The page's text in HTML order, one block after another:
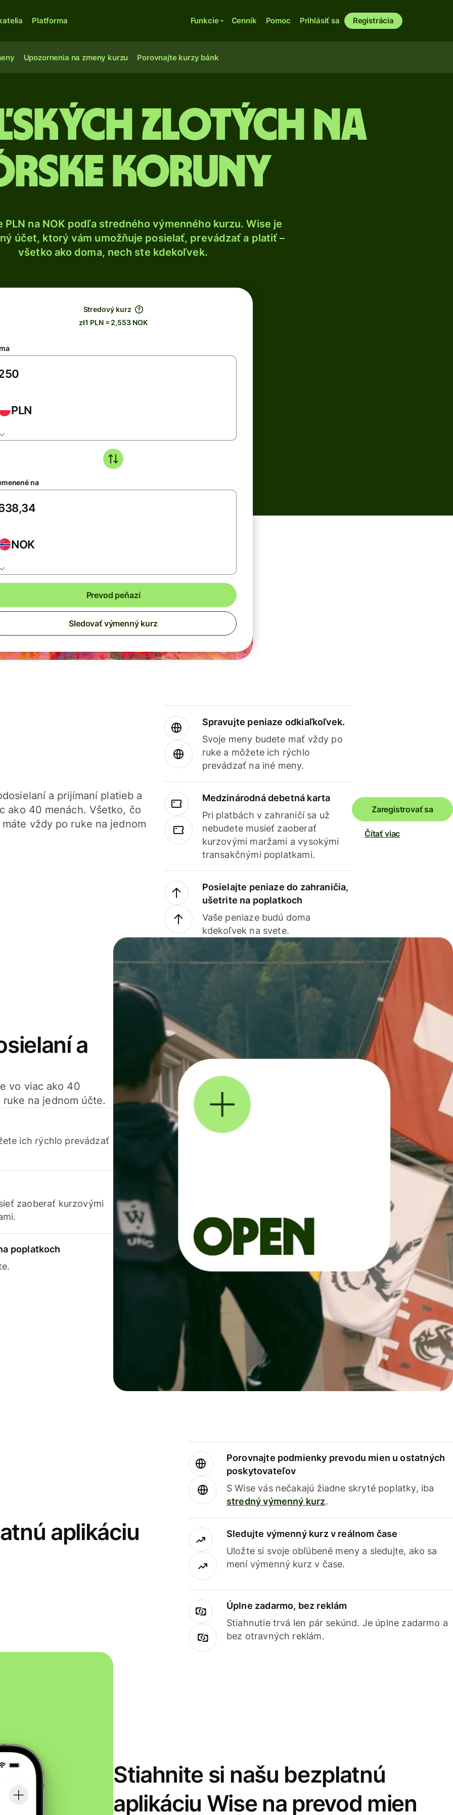
Platforma Funkcie Cenník Pomoc Prihlásiť sa Registrácia
Upozornenia na zmeny kurzu Porovnajte kurzy bánk
zlotých na
koruny
PLN na NOK podľa stredného výmenného kurzu. Wise je
účet, ktorý vám umožňuje posielať, prevádzať a platiť –
všetko ako doma, nech ste kdekoľvek.
Stredový kurz
zł1 PLN = 2,553 NOK
PLN
na
NOK
Prevod peňazí
Sledovať výmenný kurz
a prijímaní platieb a
ako 40 menách. Všetko, čo
vždy po ruke na jednom
Spravujte peniaze odkiaľkoľvek.
Svoje meny budete mať vždy po
ruke a môžete ich rýchlo
prevádzať na iné meny.
Medzinárodná debetná karta
Pri platbách v zahraničí sa už
nebudete musieť zaoberať
kurzovými maržami a vysokými
transakčnými poplatkami.
Posielajte peniaze do zahraničia,
ušetrite na poplatkoch
Vaše peniaze budú doma
kdekoľvek na svete.
Zaregistrovať sa
Čítať viac
a
vo viac ako 40
na jednom účte.
ich rýchlo prevádzať
zaoberať kurzovými
poplatkoch
aplikáciu
Porovnajte podmienky prevodu mien u ostatných
poskytovateľov
S Wise vás nečakajú žiadne skryté poplatky, iba
stredný výmenný kurz.
Sledujte výmenný kurz v reálnom čase
Uložte si svoje obľúbené meny a sledujte, ako sa
mení výmenný kurz v čase.
Úplne zadarmo, bez reklám
Stiahnutie trvá len pár sekúnd. Je úplne zadarmo a
bez otravných reklám.
Stiahnite si našu bezplatnú
aplikáciu Wise na prevod mien